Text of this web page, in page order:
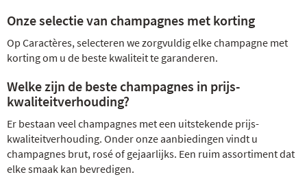
Onze selectie van champagnes met korting
Op Caractères, selecteren we zorgvuldig elke champagne met
korting om u de beste kwaliteit te garanderen.
Welke zijn de beste champagnes in prijs-
kwaliteitverhouding?
Er bestaan veel champagnes met een uitstekende prijs-
kwaliteitverhouding. Onder onze aanbiedingen vindt u
champagnes brut, rosé of gejaarlijks. Een ruim assortiment dat
elke smaak kan bevredigen.